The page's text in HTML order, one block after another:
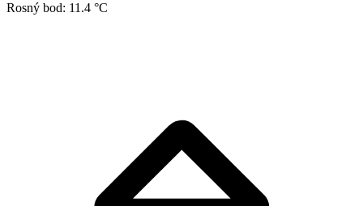
Rosný bod: 11.4 °C